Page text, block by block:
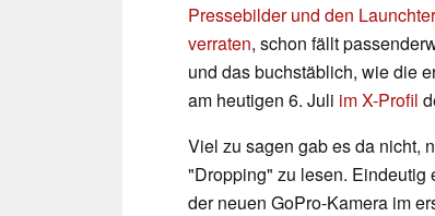
Pressebilder und den
verraten, schon fällt
und das buchstäblich, wie die
am heutigen 6. Juli im X-Profil
Viel zu sagen gab es da nicht,
"Dropping" zu lesen. Eindeutig
der neuen GoPro-Kamera im